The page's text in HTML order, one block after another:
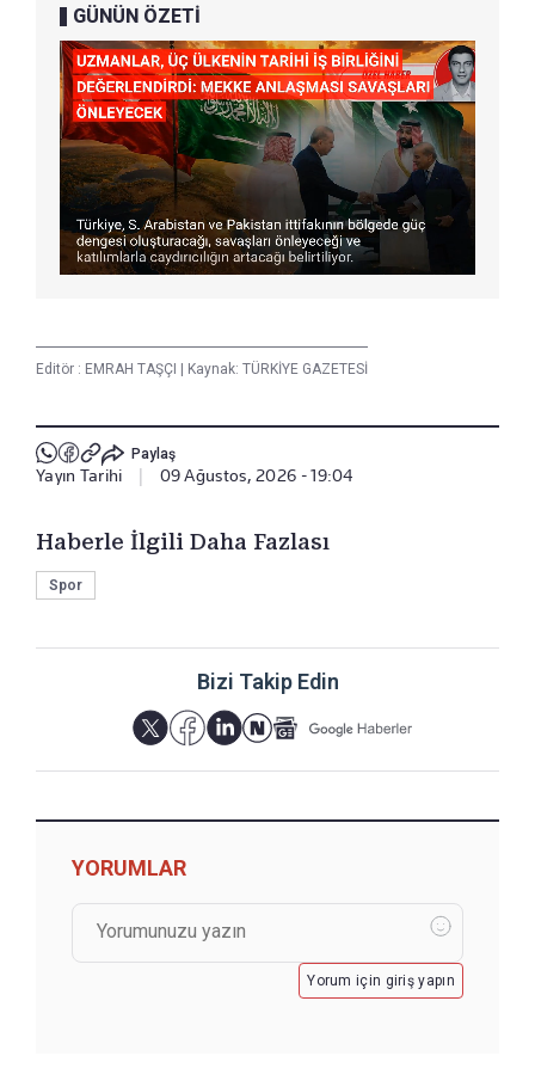
GÜNÜN ÖZETİ
Editör : EMRAH TAŞÇI | Kaynak: TÜRKİYE GAZETESİ
Paylaş
Yayın Tarihi 09 Ağustos, 2026 - 19:04
Haberle İlgili Daha Fazlası
Spor
Bizi Takip Edin
YORUMLAR
Yorum için giriş yapın